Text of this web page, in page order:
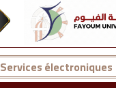
Services électroniques